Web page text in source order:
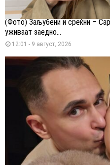
(Фото) Заљубени и среќни –
уживаат заедно...
12:01 - 9 август, 2026